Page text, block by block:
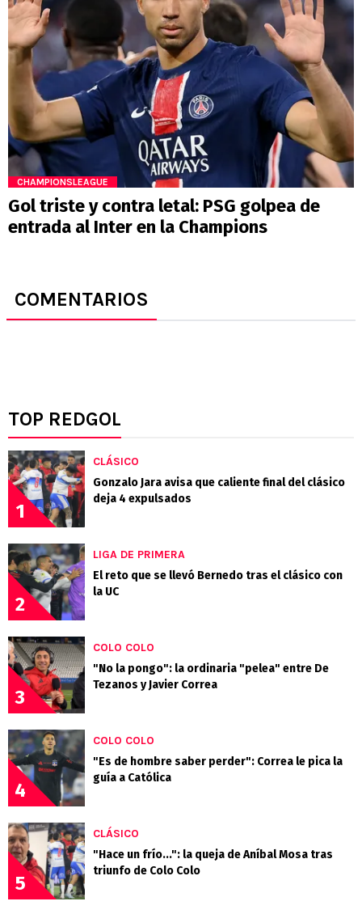
CHAMPIONSLEAGUE
Gol triste y contra letal: PSG golpea de
entrada al Inter en la Champions
COMENTARIOS
TOP REDGOL
1
CLÁSICO
Gonzalo Jara avisa que caliente final del clásico
deja 4 expulsados
2
LIGA DE PRIMERA
El reto que se llevó Bernedo tras el clásico con
la UC
3
COLO COLO
"No la pongo": la ordinaria "pelea" entre De
Tezanos y Javier Correa
4
COLO COLO
"Es de hombre saber perder": Correa le pica la
guía a Católica
5
CLÁSICO
"Hace un frío...": la queja de Aníbal Mosa tras
triunfo de Colo Colo